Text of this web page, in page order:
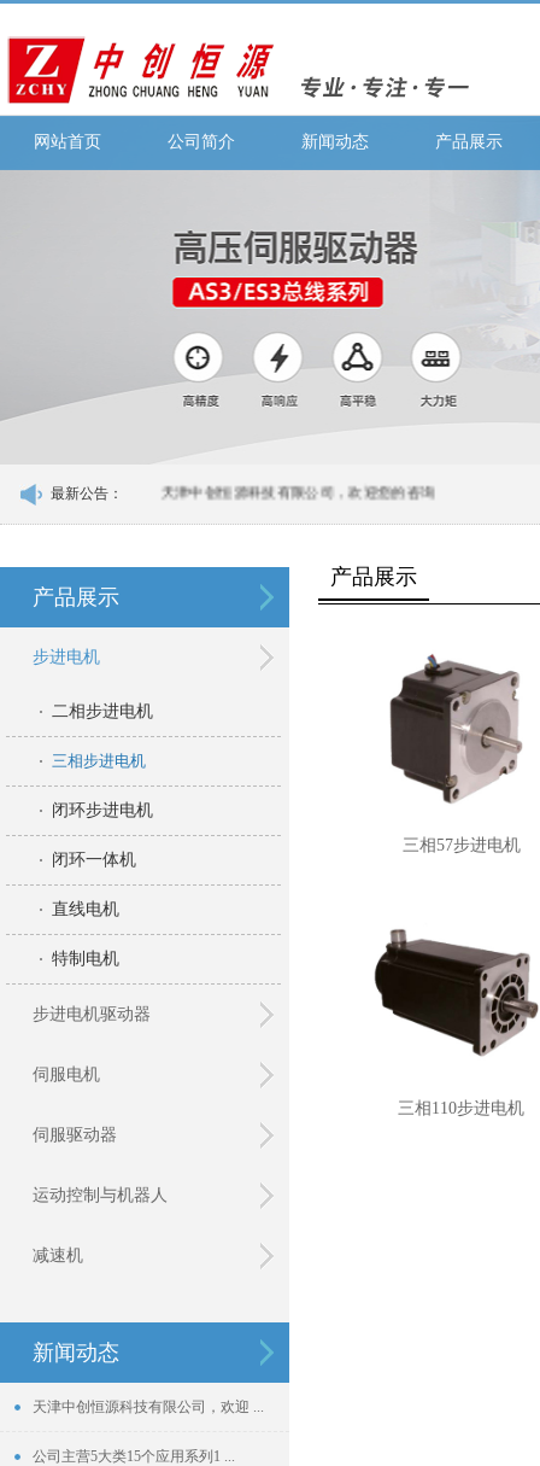
网站首页 公司简介 新闻动态 产品展示
最新公告： 天津中创恒源科技有限公司，欢迎您的咨询
产品展示
步进电机
二相步进电机
三相步进电机
闭环步进电机
闭环一体机
直线电机
特制电机
步进电机驱动器
伺服电机
伺服驱动器
运动控制与机器人
减速机
新闻动态
天津中创恒源科技有限公司，欢迎 ...
公司主营5大类15个应用系列1 ...
产品展示
三相57步进电机
三相110步进电机